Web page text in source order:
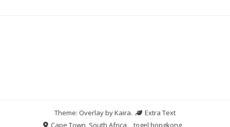
Theme: Overlay byKaira.
Extra Text
Cape Town, South Africa
togel hongkong